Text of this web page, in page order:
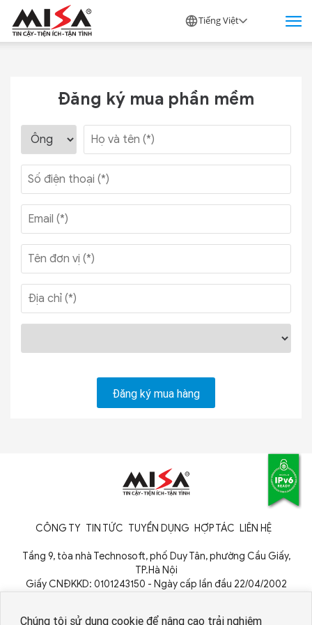
Chúng tôi sử dụng cookie để nâng cao trải nghiệm
Tiếng Việt
Đăng ký mua phần mềm
CÔNG TY TIN TỨC TUYỂN DỤNG HỢP TÁC LIÊN HỆ
Tầng 9, tòa nhà Technosoft, phố Duy Tân, phường Cầu Giấy,
TP.Hà Nội
Giấy CNĐKKD: 0101243150 - Ngày cấp lần đầu 22/04/2002